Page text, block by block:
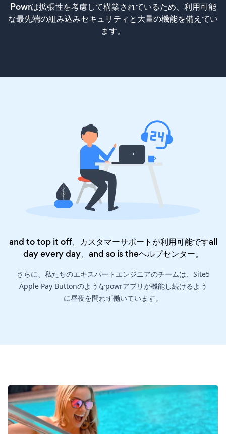
Powrは拡張性を考慮して構築されているため、利用可能
な最先端の組み込みセキュリティと大量の機能を備えてい
ます。
and to top it off、カスタマーサポートが利用可能ですall
day every day、and so is theヘルプセンター。
さらに、私たちのエキスパートエンジニアのチームは、Site5
Apple Pay Buttonのようなpowrアプリが機能し続けるよう
に昼夜を問わず働いています。